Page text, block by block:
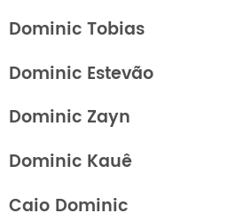
Dominic Tobias
Dominic Estevão
Dominic Zayn
Dominic Kauê
Caio Dominic